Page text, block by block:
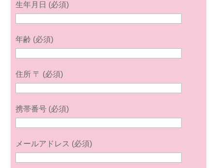
生年月日 (必須)
年齢 (必須)
住所 〒 (必須)
携帯番号 (必須)
メールアドレス (必須)